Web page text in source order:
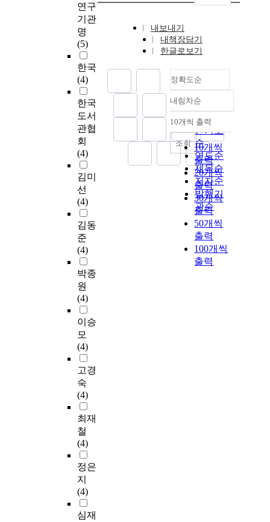
연구
기관
명
(5)
한국
(4)
한국
도서
관협
회
(4)
김미
선
(4)
김동
준
(4)
박종
원
(4)
이승
모
(4)
고경
숙
(4)
최재
철
(4)
정은
지
(4)
심재
내보내기
내책장담기
한글로보기
정확도순
정확도
순
인기도
순
연도순
제목순
저자순
발행기
관순
내림차순
내림차순
10개씩 출력
10개씩
출력
20개씩
출력
30개씩
출력
50개씩
출력
100개씩
출력
조회